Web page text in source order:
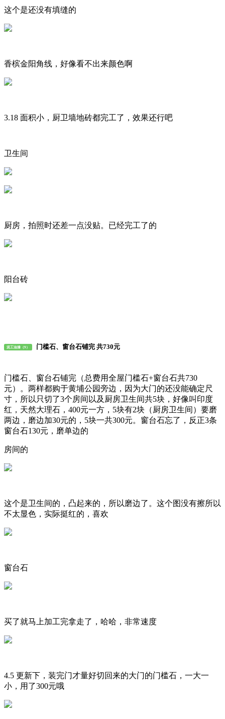
这个是还没有填缝的
香槟金阳角线，好像看不出来颜色啊
3.18 面积小，厨卫墙地砖都完工了，效果还行吧
卫生间
厨房，拍照时还差一点没贴。已经完工了的
阳台砖
泥工油漆（9） 门槛石、窗台石铺完 共730元
门槛石、窗台石铺完（总费用全屋门槛石+窗台石共730
元）。两样都购于黄埔公园旁边，因为大门的还没能确定尺
寸，所以只切了3个房间以及厨房卫生间共5块，好像叫印度
红，天然大理石，400元一方，5块有2块（厨房卫生间）要磨
两边，磨边加30元的，5块一共300元。窗台石忘了，反正3条
窗台石130元，磨单边的
房间的
这个是卫生间的，凸起来的，所以磨边了。这个图没有擦所以
不太显色，实际挺红的，喜欢
窗台石
买了就马上加工完拿走了，哈哈，非常速度
4.5 更新下，装完门才量好切回来的大门的门槛石，一大一
小，用了300元哦